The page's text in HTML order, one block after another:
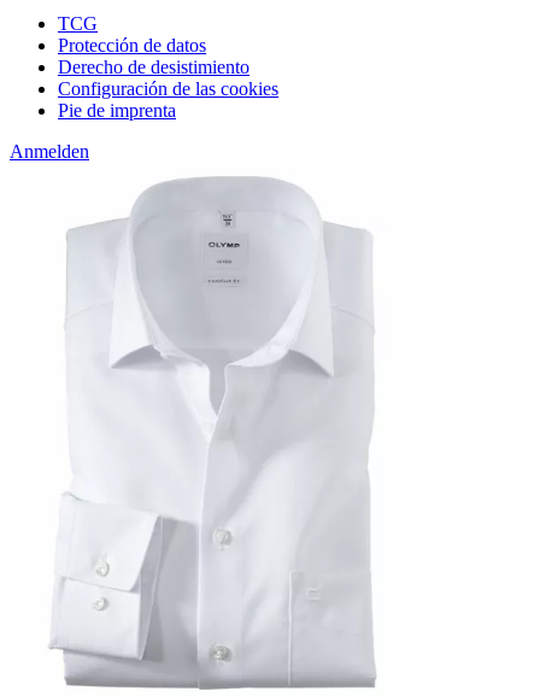
TCG
Protección de datos
Derecho de desistimiento
Configuración de las cookies
Pie de imprenta
Anmelden